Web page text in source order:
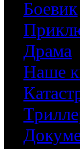
Боевик
Драма
Наше